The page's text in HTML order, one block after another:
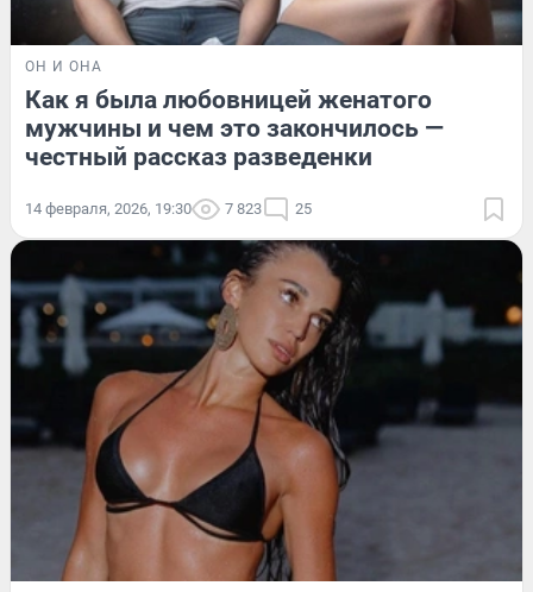
ОН И ОНА
Как я была любовницей женатого
мужчины и чем это закончилось —
честный рассказ разведенки
14 февраля, 2026, 19:30 7 823 25